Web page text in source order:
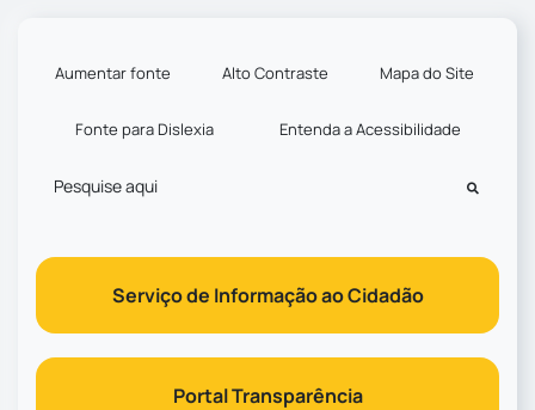
Ir para o menu [alt+2]
Ir para o rodapé [alt+4]
Aumentar fonte Alto Contraste Mapa do Site
Fonte para Dislexia Entenda a Acessibilidade
Pesquisar
Serviço de Informação ao Cidadão
Portal Transparência